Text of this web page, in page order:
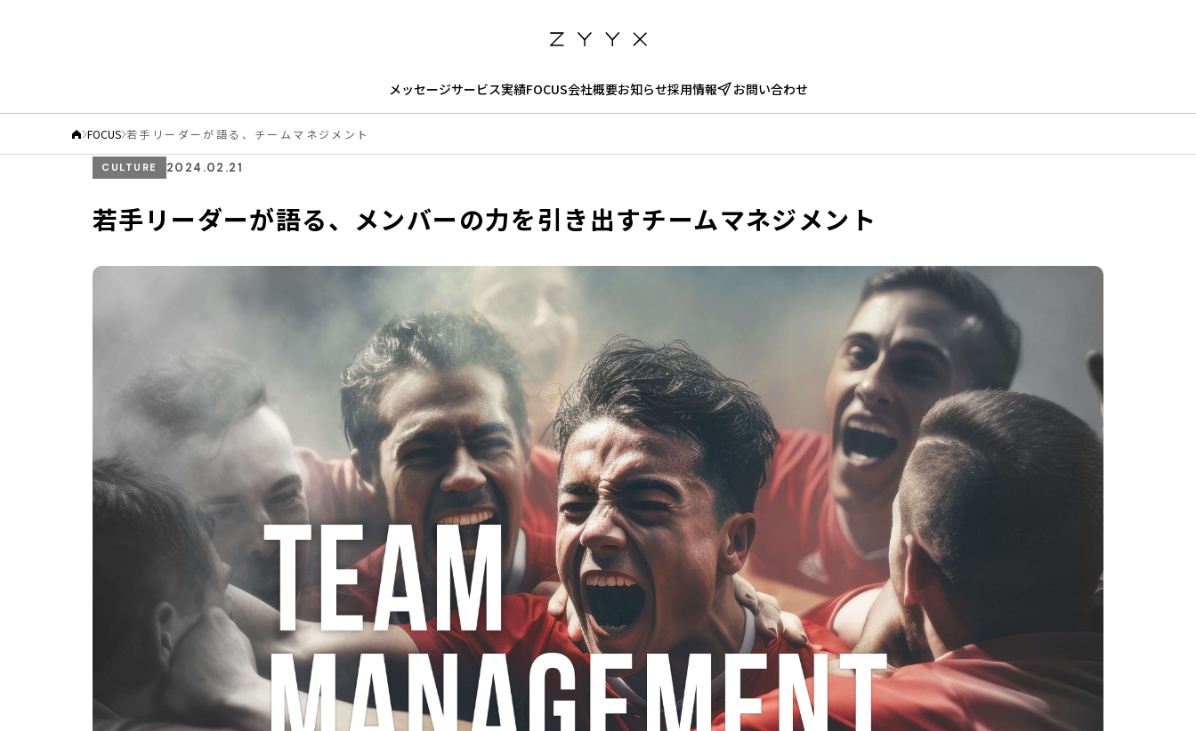
メッセージサービス実績FOCUS会社概要お知らせ採用情報 お問い合わせ
FOCUS 若手リーダーが語る、チームマネジメント
CULTURE 2024.02.21
若手リーダーが語る、メンバーの力を引き出すチームマネジメント